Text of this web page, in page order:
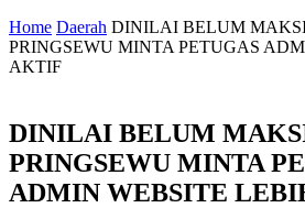
Home Daerah DINILAI BELUM
PRINGSEWU MINTA PETUGAS
AKTIF
DINILAI BELUM
PRINGSEWU MINTA
ADMIN WEBSITE